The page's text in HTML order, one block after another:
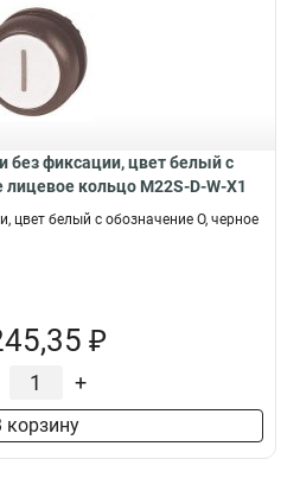
без фиксации, цвет белый с
лицевое кольцо M22S-D-W-X1
цвет белый с обозначение O, черное
₽
+
корзину